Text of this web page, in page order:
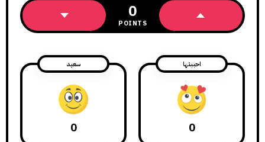
0
POINTS
احببتها
0
سعيد
0